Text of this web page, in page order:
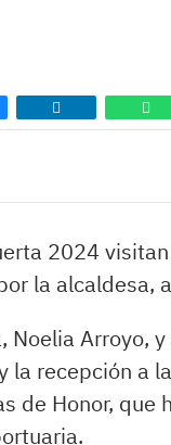
2024
la alcaldesa,
Noelia Arroyo,
la recepción a
de Honor, que